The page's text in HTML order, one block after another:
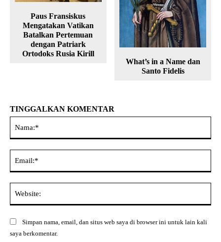
Paus Fransiskus
Mengatakan Vatikan
Batalkan Pertemuan
dengan Patriark
Ortodoks Rusia Kirill
What’s in a Name dan
Santo Fidelis
TINGGALKAN KOMENTAR
Simpan nama, email, dan situs web saya di browser ini untuk lain kali
saya berkomentar.